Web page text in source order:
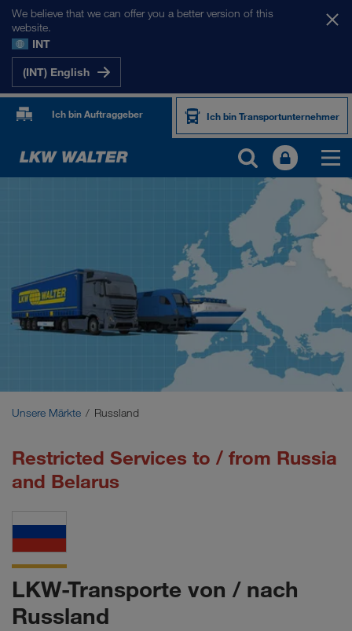
We believe that we can offer you a better version of this
website.
INT
(INT) English
Ich bin Auftraggeber Ich bin Transportunternehmer
Zentralasien
Russland
Unsere Märkte Russland
Restricted Services to / from Russia
and Belarus
LKW-Transporte von / nach
Russland